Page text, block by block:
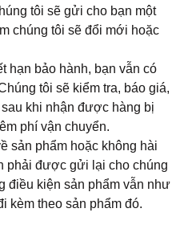
tôi sẽ gửi cho bạn một
chúng tôi sẽ đổi mới hoặc
hạn bảo hành, bạn vẫn có
tôi sẽ kiểm tra, báo giá,
khi nhận được hàng bị
phí vận chuyển.
sản phẩm hoặc không hài
phải được gửi lại cho chúng
điều kiện sản phẩm vẫn như
kèm theo sản phẩm đó.